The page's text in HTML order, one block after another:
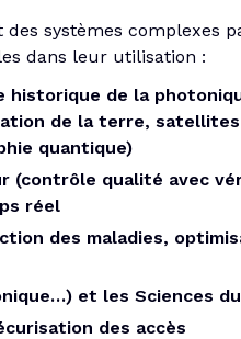
systèmes complexes
dans leur utilisation :
historique de la
de la terre,
quantique)
(contrôle qualité avec
réel
des maladies,
et les Sciences
des accès